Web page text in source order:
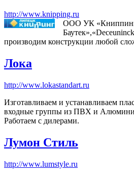
http://www.knipping.ru
ООО УК «Книппинг»
производим конструкции любой
Лока
http://www.lokastandart.ru
Изготавливаем и устанавливаем
входные группы из ПВХ и
Работаем с дилерами.
Лумон Стиль
http://www.lumstyle.ru